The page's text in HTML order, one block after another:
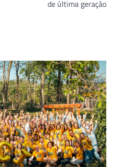
de última geração